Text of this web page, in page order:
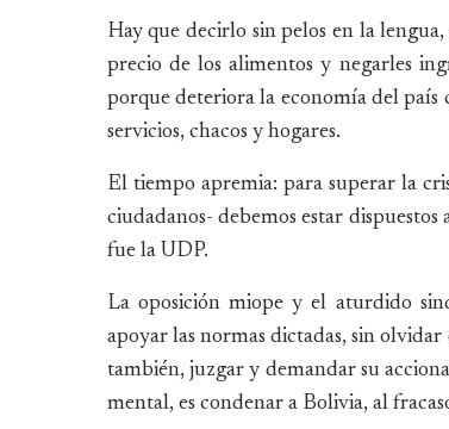
Hay que decirlo sin pelos en la
precio de los alimentos y negarles
porque deteriora la economía del país
servicios, chacos y hogares.
El tiempo apremia: para superar la
ciudadanos- debemos estar
fue la UDP.
La oposición miope y el aturdido
apoyar las normas dictadas, sin
también, juzgar y demandar su
mental, es condenar a Bolivia, al